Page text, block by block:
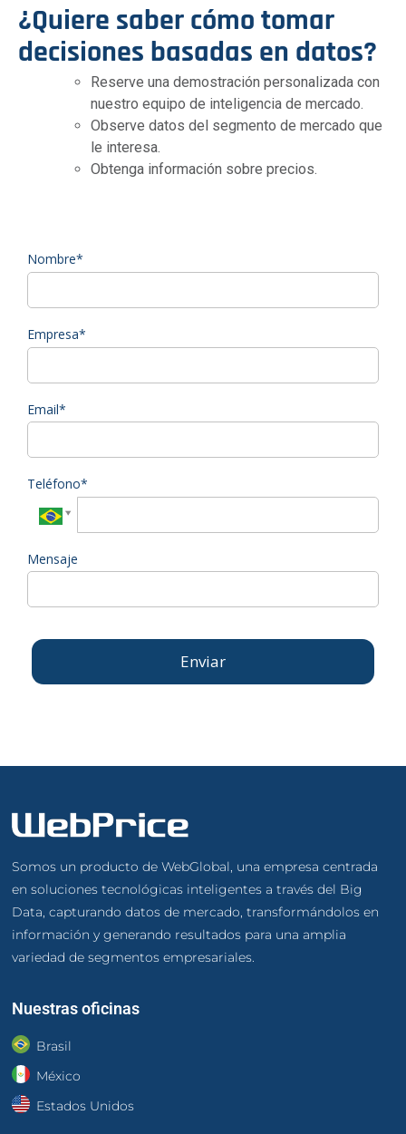
¿Quiere saber cómo tomar
decisiones basadas en datos?
Reserve una demostración personalizada con
nuestro equipo de inteligencia de mercado.
Observe datos del segmento de mercado que
le interesa.
Obtenga información sobre precios.
Nombre*
Empresa*
Email*
Teléfono*
Mensaje
Enviar
Somos un producto de WebGlobal, una empresa centrada
en soluciones tecnológicas inteligentes a través del Big
Data, capturando datos de mercado, transformándolos en
información y generando resultados para una amplia
variedad de segmentos empresariales.
Nuestras oficinas
Brasil
México
Estados Unidos